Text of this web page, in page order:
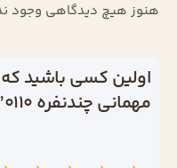
هنوز هیچ دیدگاهی وجود
اولین کسی باشید
مهمانی چندنفره 0110” دیدگاه می‌گذارید;